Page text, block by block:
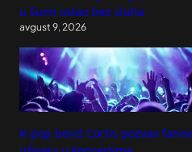
u šumi ostao bez sluha
avgust 9, 2026
K-pop bend Cortis pozvao